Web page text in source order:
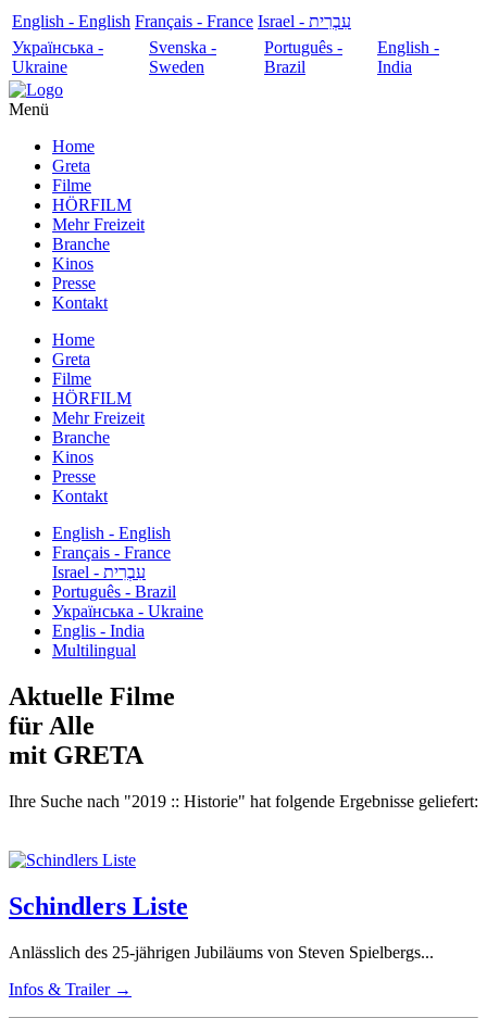
English - English Français - France
עִבְרִית - Israel
Українська -
Ukraine
Svenska -
Sweden
Português -
Brazil
English -
India
Menü
Home
Greta
Filme
HÖRFILM
Mehr Freizeit
Branche
Kinos
Presse
Kontakt
Home
Greta
Filme
HÖRFILM
Mehr Freizeit
Branche
Kinos
Presse
Kontakt
English - English
Français - France
עִבְרִית - Israel
Português - Brazil
Українська - Ukraine
Englis - India
Multilingual
Aktuelle Filme
für Alle
mit GRETA
Ihre Suche nach "2019 :: Historie" hat folgende Ergebnisse geliefert:
Schindlers Liste
Anlässlich des 25-jährigen Jubiläums von Steven Spielbergs...
Infos & Trailer →